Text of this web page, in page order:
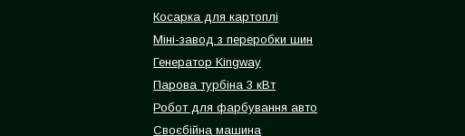
Косарка для картоплі
Міні-завод з переробки шин
Генератор Kingway
Парова турбіна 3 кВт
Робот для фарбування авто
Своєбійна машина